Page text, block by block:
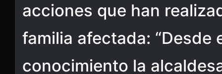
acciones que han
familia afectada: “Desde
conocimiento la